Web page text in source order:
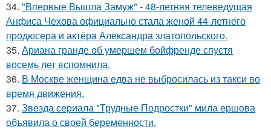
34. "Впервые Вышла Замуж" - 48-летняя телеведущая
Анфиса Чехова официально стала женой 44-летнего
продюсера и актёра Александра златопольского.
35. Ариана гранде об умершем бойфренде спустя
восемь лет вспомнила.
36. В Москве женщина едва не выбросилась из такси во
время движения.
37. Звезда сериала "Трудные Подростки" мила ершова
объявила о своей беременности.